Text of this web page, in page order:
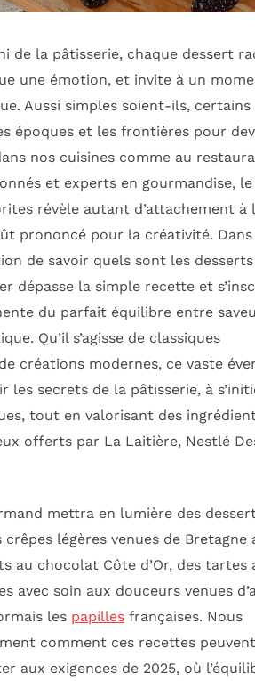
de la pâtisserie, chaque dessert
une émotion, et invite à un
Aussi simples soient-ils, certains
époques et les frontières pour
nos cuisines comme au
et experts en gourmandise,
révèle autant d’attachement à
prononcé pour la créativité. Dans
de savoir quels sont les
dépasse la simple recette et
du parfait équilibre entre
Qu’il s’agisse de classiques
créations modernes, ce vaste
les secrets de la pâtisserie, à
tout en valorisant des
offerts par La Laitière, Nestlé
mettra en lumière des
légères venues de Bretagne
au chocolat Côte d’Or, des tartes
avec soin aux douceurs venues
les papilles françaises. Nous
comment ces recettes peuvent
aux exigences de 2025, où